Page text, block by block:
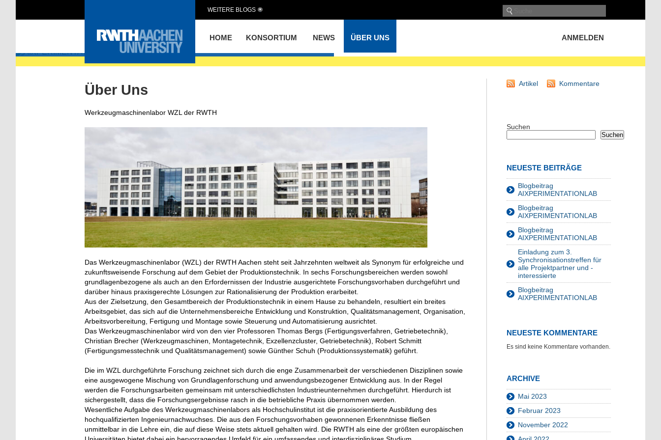
HOME KONSORTIUM NEWS ÜBER UNS ANMELDEN
WEITERE BLOGS
AIXPERIMENTATIONLAB
Über Uns
Werkzeugmaschinenlabor WZL der RWTH
Das Werkzeugmaschinenlabor (WZL) der RWTH Aachen steht seit Jahrzehnten weltweit als Synonym für erfolgreiche und
zukunftsweisende Forschung auf dem Gebiet der Produktionstechnik. In sechs Forschungsbereichen werden sowohl
grundlagenbezogene als auch an den Erfordernissen der Industrie ausgerichtete Forschungsvorhaben durchgeführt und
darüber hinaus praxisgerechte Lösungen zur Rationalisierung der Produktion erarbeitet.
Aus der Zielsetzung, den Gesamtbereich der Produktionstechnik in einem Hause zu behandeln, resultiert ein breites
Arbeitsgebiet, das sich auf die Unternehmensbereiche Entwicklung und Konstruktion, Qualitätsmanagement, Organisation,
Arbeitsvorbereitung, Fertigung und Montage sowie Steuerung und Automatisierung ausrichtet.
Das Werkzeugmaschinenlabor wird von den vier Professoren Thomas Bergs (Fertigungsverfahren, Getriebetechnik),
Christian Brecher (Werkzeugmaschinen, Montagetechnik, Exzellenzcluster, Getriebetechnik), Robert Schmitt
(Fertigungsmesstechnik und Qualitätsmanagement) sowie Günther Schuh (Produktionssystematik) geführt.
Die im WZL durchgeführte Forschung zeichnet sich durch die enge Zusammenarbeit der verschiedenen Disziplinen sowie
eine ausgewogene Mischung von Grundlagenforschung und anwendungsbezogener Entwicklung aus. In der Regel
werden die Forschungsarbeiten gemeinsam mit unterschiedlichsten Industrieunternehmen durchgeführt. Hierdurch ist
sichergestellt, dass die Forschungsergebnisse rasch in die betriebliche Praxis übernommen werden.
Wesentliche Aufgabe des Werkzeugmaschinenlabors als Hochschulinstitut ist die praxisorientierte Ausbildung des
hochqualifizierten Ingenieurnachwuchses. Die aus den Forschungsvorhaben gewonnenen Erkenntnisse fließen
unmittelbar in die Lehre ein, die auf diese Weise stets aktuell gehalten wird. Die RWTH als eine der größten europäischen
Artikel Kommentare
Suchen
Suchen
NEUESTE BEITRÄGE
Blogbeitrag
AIXPERIMENTATIONLAB
Blogbeitrag
AIXPERIMENTATIONLAB
Blogbeitrag
AIXPERIMENTATIONLAB
Einladung zum 3.
Synchronisationstreffen für
alle Projektpartner und -
interessierte
Blogbeitrag
AIXPERIMENTATIONLAB
NEUESTE KOMMENTARE
Es sind keine Kommentare vorhanden.
ARCHIVE
Mai 2023
Februar 2023
November 2022